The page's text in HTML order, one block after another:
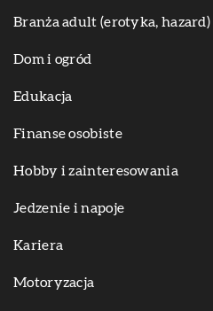
Branża adult (erotyka, hazard)
Dom i ogród
Edukacja
Finanse osobiste
Hobby i zainteresowania
Jedzenie i napoje
Kariera
Motoryzacja